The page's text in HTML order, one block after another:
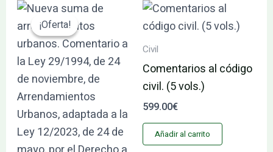
¡Oferta!
¡Oferta!
El
precio
original
era:
110.53€.
El
actual
es:
105.01€.
Civil
Comentarios al código
civil. (5 vols.)
599.00€
Añadir al carrito